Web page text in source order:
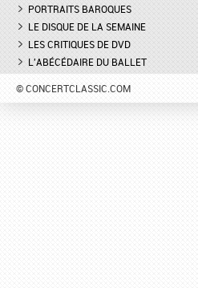
PORTRAITS BAROQUES
LE DISQUE DE LA SEMAINE
LES CRITIQUES DE DVD
L'ABÉCÉDAIRE DU BALLET
© CONCERTCLASSIC.COM